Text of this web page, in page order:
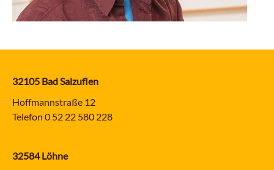
32105 Bad Salzuflen
Hoffmannstraße 12
Telefon 0 52 22 580 228
32584 Löhne